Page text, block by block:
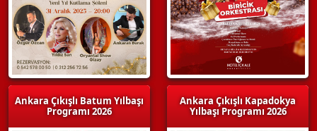
Ankara Çıkışlı Batum Yılbaşı
Programı 2026
Ankara Çıkışlı Kapadokya
Yılbaşı Programı 2026